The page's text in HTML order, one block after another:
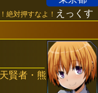
絶対押すなよ！ えっくす
賢者・熊